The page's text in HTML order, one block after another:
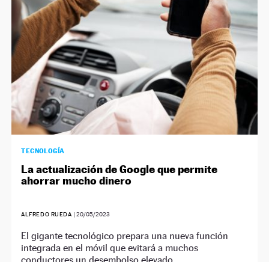
TECNOLOGÍA
La actualización de Google que permite
ahorrar mucho dinero
ALFREDO RUEDA |20/05/2023
El gigante tecnológico prepara una nueva función
integrada en el móvil que evitará a muchos